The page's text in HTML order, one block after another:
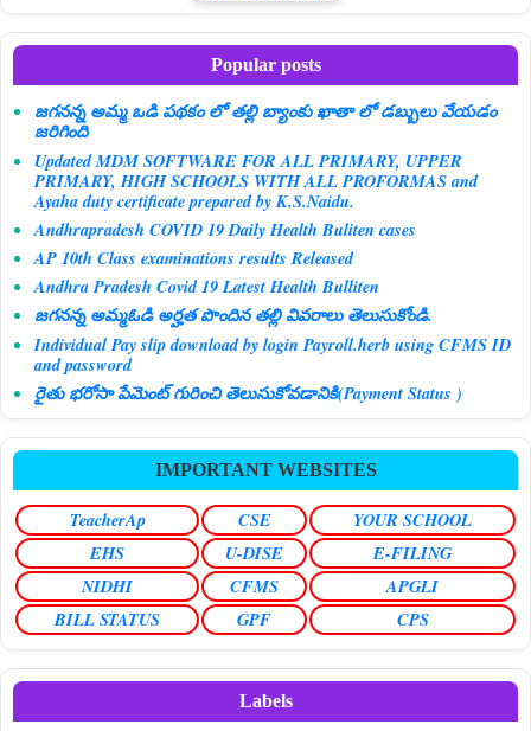
Popular posts
జగనన్న అమ్మ ఒడి పథకం లో తల్లి బ్యాంకు ఖాతా లో డబ్బులు వేయడం
జరిగింది
Updated MDM SOFTWARE FOR ALL PRIMARY, UPPER
PRIMARY, HIGH SCHOOLS WITH ALL PROFORMAS and
Ayaha duty certificate prepared by K.S.Naidu.
Andhrapradesh COVID 19 Daily Health Buliten cases
AP 10th Class examinations results Released
Andhra Pradesh Covid 19 Latest Health Bulliten
జగనన్న అమ్మఓడి అర్హత పొందిన తల్లి వివరాలు తెలుసుకోండి.
Individual Pay slip download by login Payroll.herb using CFMS ID
and password
రైతు భరోసా పేమెంట్ గురించి తెలుసుకోవడానికి(Payment Status )
IMPORTANT WEBSITES
TeacherAp CSE
YOUR SCHOOL
EHS
U-DISE
E-FILING
NIDHI
CFMS
APGLI
BILL STATUS
GPF CPS
Labels